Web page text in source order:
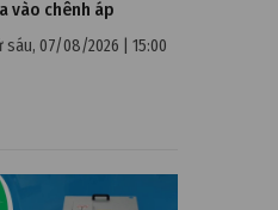
vào chênh áp
sáu, 07/08/2026 | 15:00